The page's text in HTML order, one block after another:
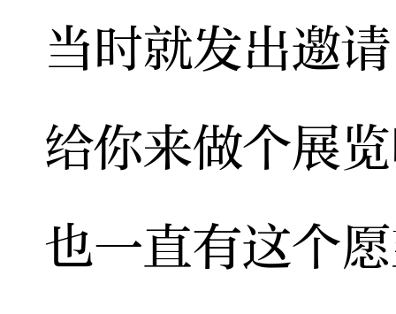
当时就发出邀
给你来做个展
也一直有这个